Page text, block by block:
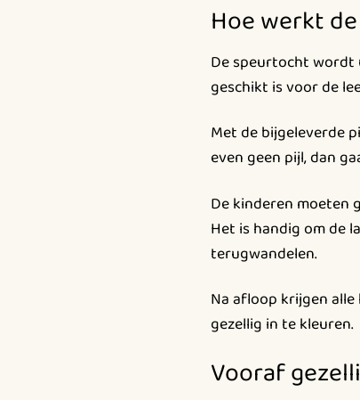
Hoe werkt
De speurtocht wordt
geschikt is voor de
Met de bijgeleverde
even geen pijl, dan
De kinderen moeten
Het is handig om de
terugwandelen.
Na afloop krijgen
gezellig in te kleuren.
Vooraf